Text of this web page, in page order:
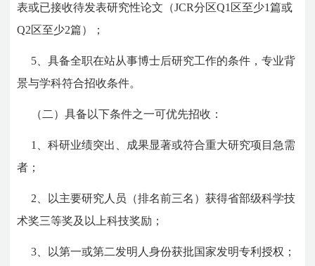
表或已接收待发表研究性论文（JCR分区Q1区至少1篇或
Q2区至少2篇）；
5、具备全职在站从事博士后研究工作的条件，专业背
景与学科符合招收条件。
（二）具备以下条件之一可优先招收：
1、科研业绩突出、成果显著或符合重大研究项目急需
者；
2、以主要研究人员（排名前三名）获得省部级科学技
术奖三等奖及以上科技奖励；
3、以第一或第二发明人身份获批国家发明专利授权；